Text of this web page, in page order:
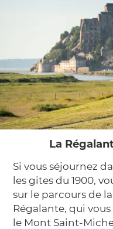
La
Si vous séjournez
les gites du 1900,
sur le parcours de
Régalante, qui
le Mont Saint-